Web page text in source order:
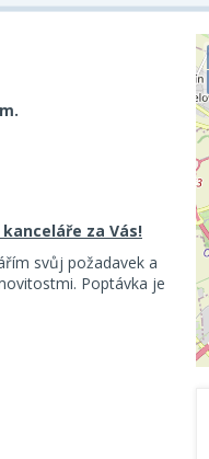
za Vás!
svůj požadavek a
Poptávka je